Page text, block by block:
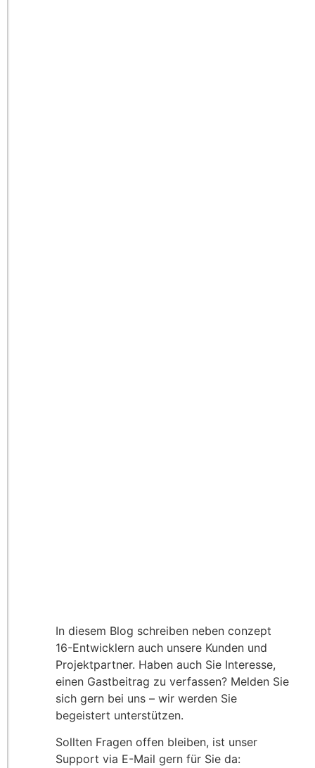
In diesem Blog schreiben neben conzept
16-Entwicklern auch unsere Kunden und
Projektpartner. Haben auch Sie Interesse,
einen Gastbeitrag zu verfassen? Melden Sie
sich gern bei uns – wir werden Sie
begeistert unterstützen.
Sollten Fragen offen bleiben, ist unser
Support via E-Mail gern für Sie da: